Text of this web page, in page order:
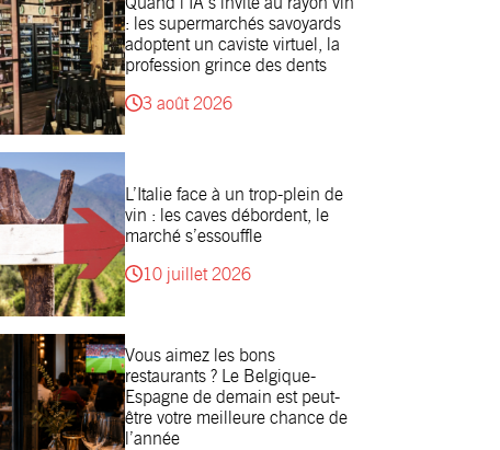
: les supermarchés savoyards
adoptent un caviste virtuel, la
profession grince des dents
3 août 2026
L’Italie face à un trop-plein de
vin : les caves débordent, le
marché s’essouffle
10 juillet 2026
Vous aimez les bons
restaurants ? Le Belgique-
Espagne de demain est peut-
être votre meilleure chance de
l’année